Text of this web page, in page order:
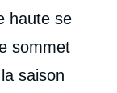
haute se
sommet
saison